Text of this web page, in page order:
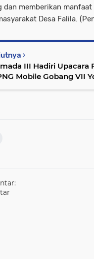
dan memberikan
Desa Falila.
III Hadiri Upacara
Mobile Gobang VII